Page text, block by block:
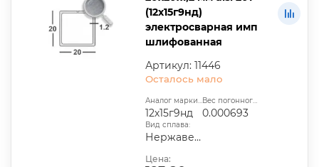
(12х15г9нд)
электросварная имп
шлифованная
Артикул: 11446
Осталось мало
Аналог марки стали:
12х15г9нд
Вес погонного метра, т.:
0.000693
Вид сплава:
Нержавеющая сталь
Цена: